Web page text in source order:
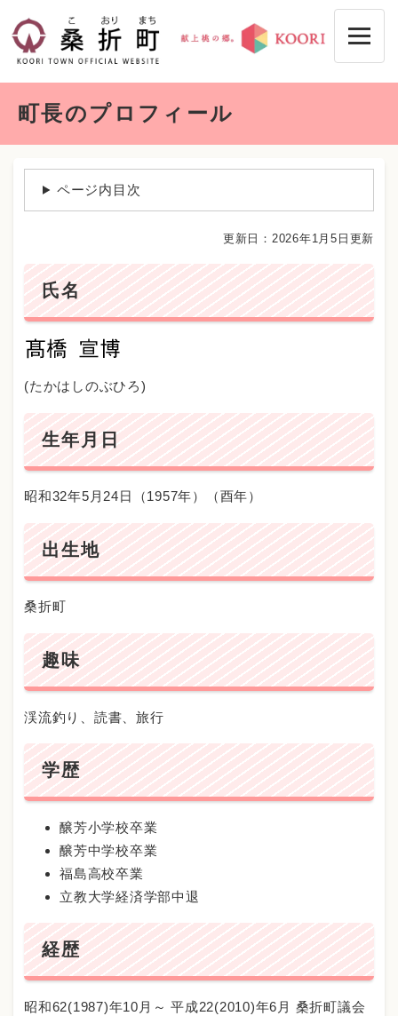
先
町長のプロフィール
ページ内目次
更新日：2026年1月5日更新
氏名
(たかはしのぶひろ)
生年月日
昭和32年5月24日（1957年）（酉年）
出生地
桑折町
趣味
渓流釣り、読書、旅行
学歴
醸芳小学校卒業
醸芳中学校卒業
福島高校卒業
立教大学経済学部中退
経歴
昭和62(1987)年10月～ 平成22(2010)年6月 桑折町議会